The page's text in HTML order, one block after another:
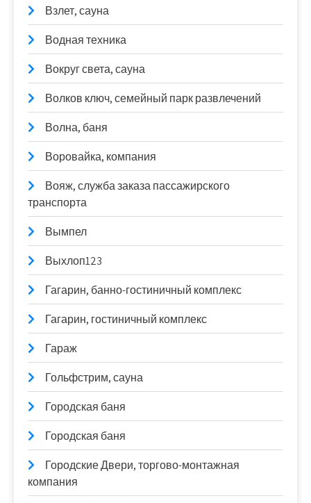
Взлет, сауна
Водная техника
Вокруг света, сауна
Волков ключ, семейный парк развлечений
Волна, баня
Воровайка, компания
Вояж, служба заказа пассажирского
транспорта
Вымпел
Выхлоп123
Гагарин, банно-гостиничный комплекс
Гагарин, гостиничный комплекс
Гараж
Гольфстрим, сауна
Городская баня
Городская баня
Городские Двери, торгово-монтажная
компания